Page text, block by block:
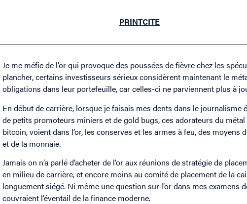
PRINTCITE
Je me méfie de l’or qui provoque des poussées de fièvre chez les
plancher, certains investisseurs sérieux considèrent maintenant le
obligations dans leur portefeuille, car celles-ci ne parviennent plus à
En début de carrière, lorsque je faisais mes dents dans le journalisme
de petits promoteurs miniers et de gold bugs, ces adorateurs du
bitcoin, voient dans l’or, les conserves et les armes à feu, des moyens
et de la monnaie.
Jamais on n’a parlé d’acheter de l’or aux réunions de stratégie de
en milieu de carrière, et encore moins au comité de placement de la
longuement siégé. Ni même une question sur l’or dans mes examens
couvraient l’éventail de la finance moderne.